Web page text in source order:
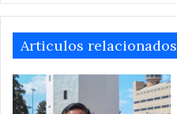
de
coordinadora
Articulos relacionados